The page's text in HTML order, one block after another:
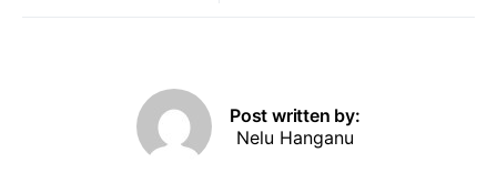
Post written by:
Nelu Hanganu